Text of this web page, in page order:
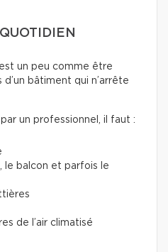
un peu comme être
bâtiment qui n’arrête
un professionnel, il faut :
le balcon et parfois le
de l’air climatisé